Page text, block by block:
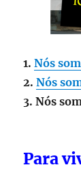
1.Nós
2.Nós
3. Nós
Para